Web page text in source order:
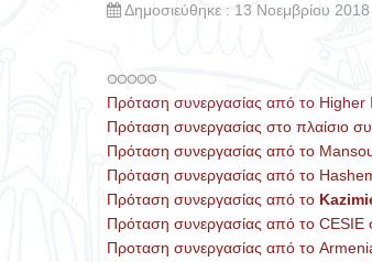
Δημοσιεύθηκε : 13 Νοεμβρίου 2018
Πρόταση συνεργασίας από το
Πρόταση συνεργασίας στο πλαίσιο
Πρόταση συνεργασίας από το
Πρόταση συνεργασίας από το
Πρόταση συνεργασίας από το
Πρόταση συνεργασίας από το CESIE
Προταση συνεργασίας από το